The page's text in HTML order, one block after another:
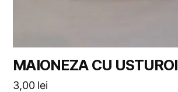
MAIONEZA CU USTUROI
3,00 lei